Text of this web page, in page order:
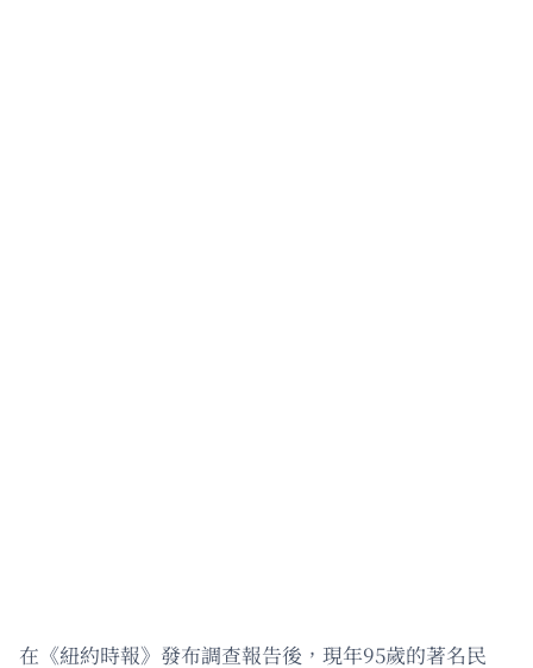
在《紐約時報》發布調查報告後，現年95歲的著名民